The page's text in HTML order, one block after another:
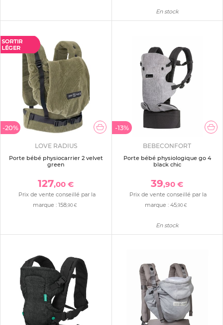
En stock
-20%
LOVE RADIUS
Porte bébé physiocarrier 2 velvet
green
127,00 €
Prix de vente conseillé par la
marque : 158,90 €
-13%
BEBECONFORT
Porte bébé physiologique go 4
black chic
39,90 €
Prix de vente conseillé par la
marque :45 ,90 €
En stock